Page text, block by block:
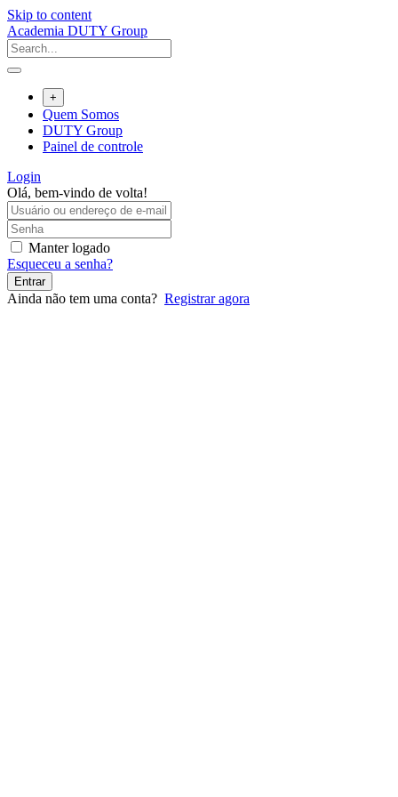
Skip to content
Academia DUTY Group
+
Quem Somos
DUTY Group
Painel de controle
Login
Olá, bem-vindo de volta!
Manter logado
Esqueceu a senha?
Entrar
Ainda não tem uma conta? Registrar agora